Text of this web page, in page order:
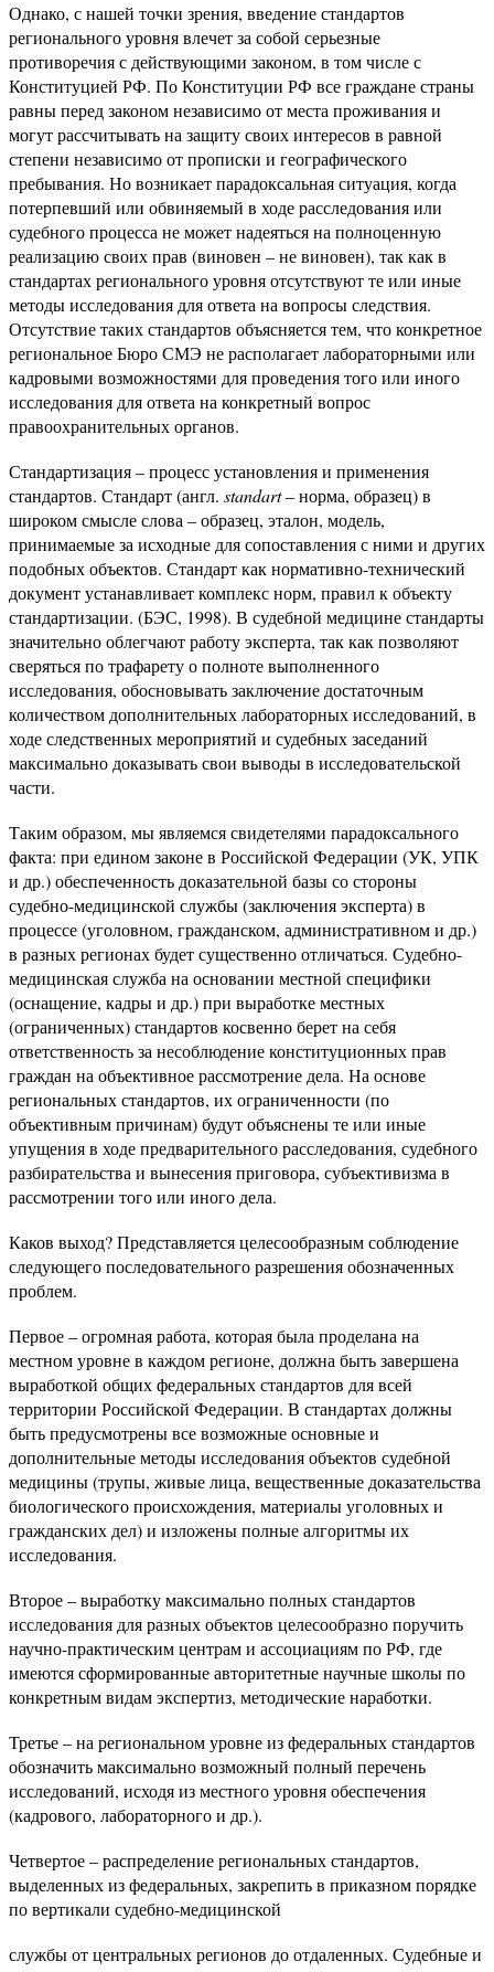
Однако, с нашей точки зрения, введение стандартов
регионального уровня влечет за собой серьезные
противоречия с действующими законом, в том числе с
Конституцией РФ. По Конституции РФ все граждане страны
равны перед законом независимо от места проживания и
могут рассчитывать на защиту своих интересов в равной
степени независимо от прописки и географического
пребывания. Но возникает парадоксальная ситуация, когда
потерпевший или обвиняемый в ходе расследования или
судебного процесса не может надеяться на полноценную
реализацию своих прав (виновен – не виновен), так как в
стандартах регионального уровня отсутствуют те или иные
методы исследования для ответа на вопросы следствия.
Отсутствие таких стандартов объясняется тем, что конкретное
региональное Бюро СМЭ не располагает лабораторными или
кадровыми возможностями для проведения того или иного
исследования для ответа на конкретный вопрос
правоохранительных органов.
Стандартизация – процесс установления и применения
стандартов. Стандарт (англ. standart– норма, образец) в
широком смысле слова – образец, эталон, модель,
принимаемые за исходные для сопоставления с ними и других
подобных объектов. Стандарт как нормативно-технический
документ устанавливает комплекс норм, правил к объекту
стандартизации. (БЭС, 1998). В судебной медицине стандарты
значительно облегчают работу эксперта, так как позволяют
сверяться по трафарету о полноте выполненного
исследования, обосновывать заключение достаточным
количеством дополнительных лабораторных исследований, в
ходе следственных мероприятий и судебных заседаний
максимально доказывать свои выводы в исследовательской
части.
Таким образом, мы являемся свидетелями парадоксального
факта: при едином законе в Российской Федерации (УК, УПК
и др.) обеспеченность доказательной базы со стороны
судебно-медицинской службы (заключения эксперта) в
процессе (уголовном, гражданском, административном и др.)
в разных регионах будет существенно отличаться. Судебно-
медицинская служба на основании местной специфики
(оснащение, кадры и др.) при выработке местных
(ограниченных) стандартов косвенно берет на себя
ответственность за несоблюдение конституционных прав
граждан на объективное рассмотрение дела. На основе
региональных стандартов, их ограниченности (по
объективным причинам) будут объяснены те или иные
упущения в ходе предварительного расследования, судебного
разбирательства и вынесения приговора, субъективизма в
рассмотрении того или иного дела.
Каков выход? Представляется целесообразным соблюдение
следующего последовательного разрешения обозначенных
проблем.
Первое – огромная работа, которая была проделана на
местном уровне в каждом регионе, должна быть завершена
выработкой общих федеральных стандартов для всей
территории Российской Федерации. В стандартах должны
быть предусмотрены все возможные основные и
дополнительные методы исследования объектов судебной
медицины (трупы, живые лица, вещественные доказательства
биологического происхождения, материалы уголовных и
гражданских дел) и изложены полные алгоритмы их
исследования.
Второе – выработку максимально полных стандартов
исследования для разных объектов целесообразно поручить
научно-практическим центрам и ассоциациям по РФ, где
имеются сформированные авторитетные научные школы по
конкретным видам экспертиз, методические наработки.
Третье – на региональном уровне из федеральных стандартов
обозначить максимально возможный полный перечень
исследований, исходя из местного уровня обеспечения
(кадрового, лабораторного и др.).
Четвертое – распределение региональных стандартов,
выделенных из федеральных, закрепить в приказном порядке
по вертикали судебно-медицинской
службы от центральных регионов до отдаленных. Судебные и